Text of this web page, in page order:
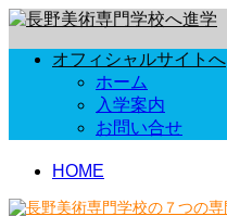
オフィシャルサイトへ
ホーム
入学案内
お問い合せ
HOME